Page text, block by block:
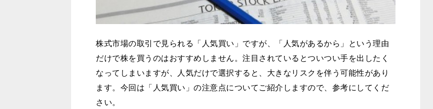
株式市場の取引で見られる「人気買い」ですが、「人気があるから」という理由
だけで株を買うのはおすすめしません。注目されているとついつい手を出したく
なってしまいますが、人気だけで選択すると、大きなリスクを伴う可能性があり
ます。今回は「人気買い」の注意点についてご紹介しますので、参考にしてくだ
さい。